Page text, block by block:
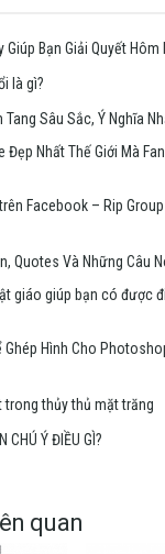
Bạn Giải Quyết Hôm
là gì?
Sâu Sắc, Ý Nghĩa
Đẹp Nhất Thế Giới Mà
Facebook – Rip
Quotes Và Những Câu
giáo giúp bạn có được
Hình Cho
trong thủy thủ mặt trăng
CHÚ Ý ĐIỀU GÌ?
quan